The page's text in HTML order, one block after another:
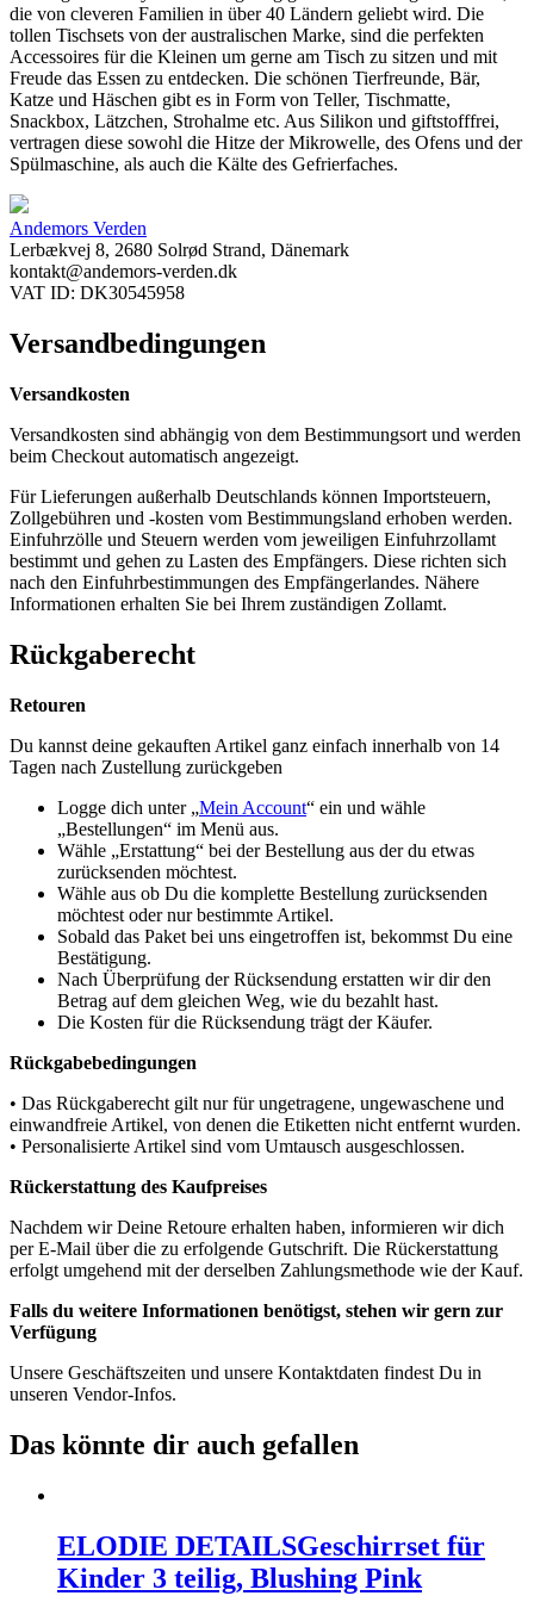
die von cleveren Familien in über 40 Ländern geliebt wird. Die
tollen Tischsets von der australischen Marke, sind die perfekten
Accessoires für die Kleinen um gerne am Tisch zu sitzen und mit
Freude das Essen zu entdecken. Die schönen Tierfreunde, Bär,
Katze und Häschen gibt es in Form von Teller, Tischmatte,
Snackbox, Lätzchen, Strohalme etc. Aus Silikon und giftstofffrei,
vertragen diese sowohl die Hitze der Mikrowelle, des Ofens und der
Spülmaschine, als auch die Kälte des Gefrierfaches.
Andemors Verden
Lerbækvej 8, 2680 Solrød Strand, Dänemark
kontakt@andemors-verden.dk
VAT ID: DK30545958
Versandbedingungen
Versandkosten
Versandkosten sind abhängig von dem Bestimmungsort und werden
beim Checkout automatisch angezeigt.
Für Lieferungen außerhalb Deutschlands können Importsteuern,
Zollgebühren und -kosten vom Bestimmungsland erhoben werden.
Einfuhrzölle und Steuern werden vom jeweiligen Einfuhrzollamt
bestimmt und gehen zu Lasten des Empfängers. Diese richten sich
nach den Einfuhrbestimmungen des Empfängerlandes. Nähere
Informationen erhalten Sie bei Ihrem zuständigen Zollamt.
Rückgaberecht
Retouren
Du kannst deine gekauften Artikel ganz einfach innerhalb von 14
Tagen nach Zustellung zurückgeben
Logge dich unter „Mein Account“ ein und wähle
„Bestellungen“ im Menü aus.
Wähle „Erstattung“ bei der Bestellung aus der du etwas
zurücksenden möchtest.
Wähle aus ob Du die komplette Bestellung zurücksenden
möchtest oder nur bestimmte Artikel.
Sobald das Paket bei uns eingetroffen ist, bekommst Du eine
Bestätigung.
Nach Überprüfung der Rücksendung erstatten wir dir den
Betrag auf dem gleichen Weg, wie du bezahlt hast.
Die Kosten für die Rücksendung trägt der Käufer.
Rückgabebedingungen
• Das Rückgaberecht gilt nur für ungetragene, ungewaschene und
einwandfreie Artikel, von denen die Etiketten nicht entfernt wurden.
• Personalisierte Artikel sind vom Umtausch ausgeschlossen.
Rückerstattung des Kaufpreises
Nachdem wir Deine Retoure erhalten haben, informieren wir dich
per E-Mail über die zu erfolgende Gutschrift. Die Rückerstattung
erfolgt umgehend mit der derselben Zahlungsmethode wie der Kauf.
Falls du weitere Informationen benötigst, stehen wir gern zur
Verfügung
Unsere Geschäftszeiten und unsere Kontaktdaten findest Du in
unseren Vendor-Infos.
Das könnte dir auch gefallen
ELODIE DETAILSGeschirrset für
Kinder 3 teilig, Blushing Pink